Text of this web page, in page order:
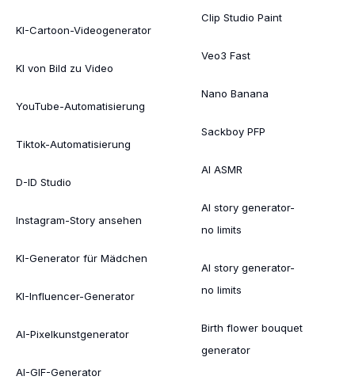
KI-Cartoon-Videogenerator
KI von Bild zu Video
YouTube-Automatisierung
Tiktok-Automatisierung
D-ID Studio
Instagram-Story ansehen
KI-Generator für Mädchen
KI-Influencer-Generator
AI-Pixelkunstgenerator
AI-GIF-Generator
Clip Studio Paint
Veo3 Fast
Nano Banana
Sackboy PFP
AI ASMR
AI story generator-
no limits
AI story generator-
no limits
Birth flower bouquet
generator